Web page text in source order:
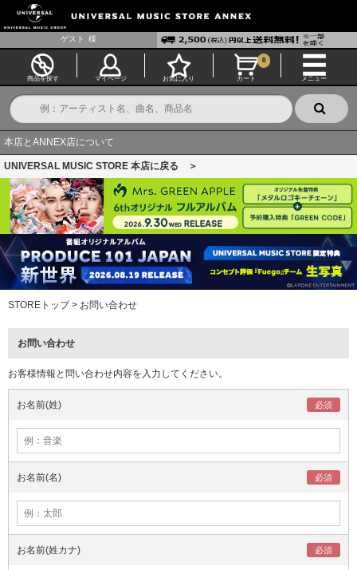
ゲスト 様
商品を探す マイページ お気に入り カート
0
メニュー
本店とANNEX店について
UNIVERSAL MUSIC STORE 本店に戻る ＞
STOREトップ> お問い合わせ
お問い合わせ
お客様情報と問い合わせ内容を入力してください。
お名前(姓)
お名前(名)
お名前(姓カナ)